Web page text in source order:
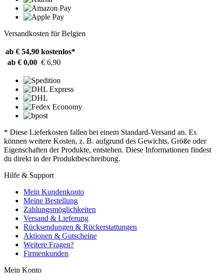
Versandkosten für Belgien
ab € 54,90 kostenlos*
ab € 0,00 € 6,90
* Diese Lieferkosten fallen bei einem Standard-Versand an. Es
können weitere Kosten, z. B. aufgrund des Gewichts, Größe oder
Eigenschaften der Produkte, entstehen. Diese Informationen findest
du direkt in der Produktbeschreibung.
Hilfe & Support
Mein Kundenkonto
Meine Bestellung
Zahlungsmöglichkeiten
Versand & Lieferung
Rücksendungen & Rückerstattungen
Aktionen & Gutscheine
Weitere Fragen?
Firmenkunden
Mein Konto